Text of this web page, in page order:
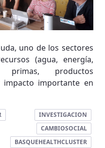
uno de los sectores
(agua, energía,
primas, productos
importante en
INVESTIGACION
CAMBIOSOCIAL
BASQUEHEALTHCLUSTER